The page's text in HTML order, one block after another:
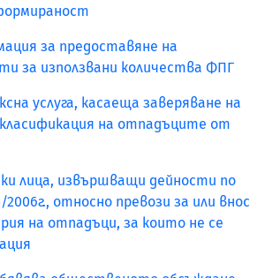
за предоставяне на
за използвани количества ФПГ
услуга, касаеща заверяване на
на отпадъците от
лица, извършващи дейности по
относно превози за или внос
на отпадъци, за които не се